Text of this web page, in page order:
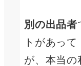
別の出品者
トがあっ
が、本当の